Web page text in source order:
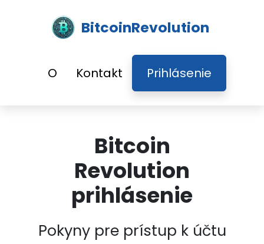
BitcoinRevolution
O Kontakt Prihlásenie
Bitcoin
Revolution
prihlásenie
Pokyny pre prístup k účtu